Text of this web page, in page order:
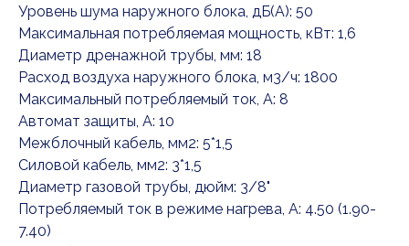
Уровень шума наружного блока, дБ(А): 50
Максимальная потребляемая мощность, кВт: 1,6
Диаметр дренажной трубы, мм: 18
Расход воздуха наружного блока, м3/ч: 1800
Максимальный потребляемый ток, А: 8
Автомат защиты, А: 10
Межблочный кабель, мм2: 5*1,5
Силовой кабель, мм2: 3*1,5
Диаметр газовой трубы, дюйм: 3/8"
Потребляемый ток в режиме нагрева, А: 4.50 (1.90-
7.40)